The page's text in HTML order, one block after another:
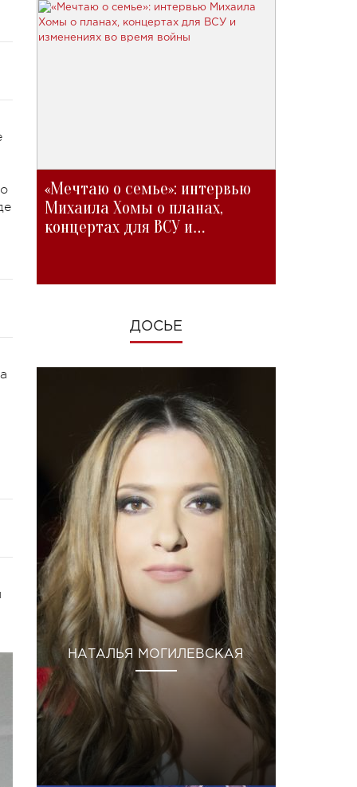
«Мечтаю о семье»: интервью
Михаила Хомы о планах,
концертах для ВСУ и
ДОСЬЕ
НАТАЛЬЯ МОГИЛЕВСКАЯ